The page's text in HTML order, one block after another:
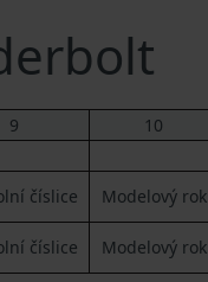
9 10
číslice Modelový rok
číslice Modelový rok